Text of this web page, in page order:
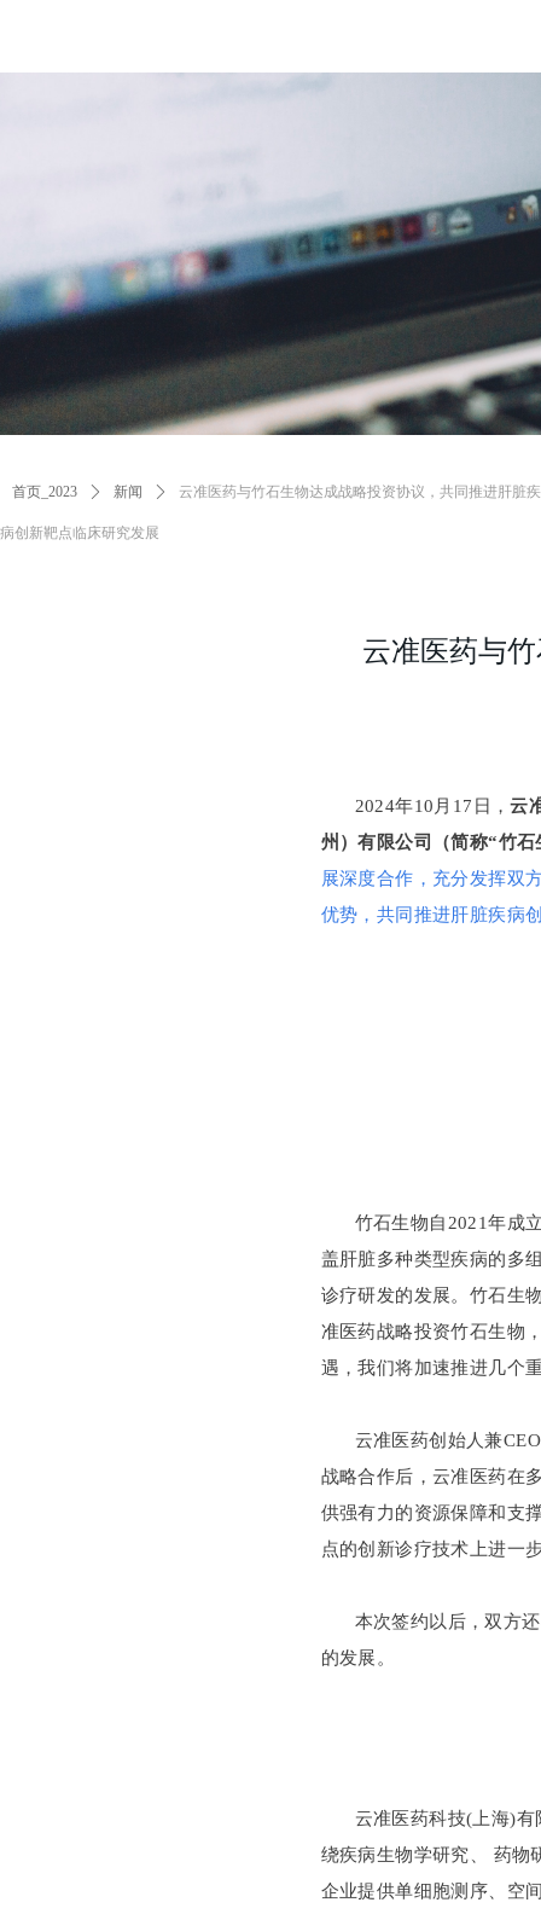
云准医药与
2024年10月17日，云
州）有限公司（简称“竹石
展深度合作，充分发挥双
优势，共同推进肝脏疾病
竹石生物自2021年成
盖肝脏多种类型疾病的多
诊疗研发的发展。竹石生
准医药战略投资竹石生物
遇，我们将加速推进几个
云准医药创始人兼
战略合作后，云准医药在
供强有力的资源保障和支
点的创新诊疗技术上进一
本次签约以后，双方
的发展。
云准医药科技(上海)
绕疾病生物学研究、 药物
企业提供单细胞测序、空
首页_2023 ꄲ 新闻 ꄲ 云准医药与竹石生物达成战略投资协议，共同推进肝脏疾
病创新靶点临床研究发展